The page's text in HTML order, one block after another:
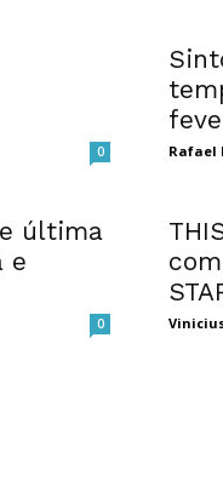
0 Rafael
última
e
0